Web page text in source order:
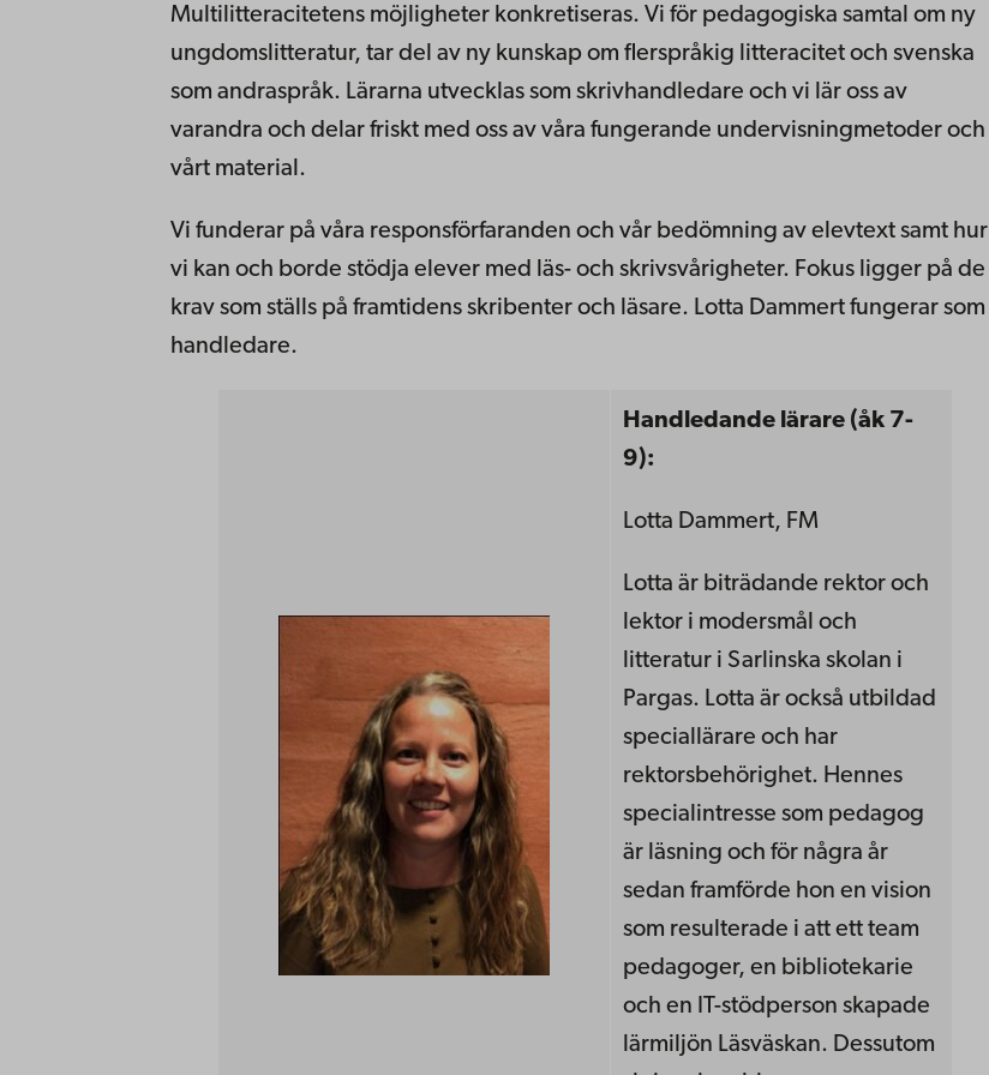
Multilitteracitetens möjligheter konkretiseras. Vi för pedagogiska samtal om ny
ungdomslitteratur, tar del av ny kunskap om flerspråkig litteracitet och svenska
som andraspråk. Lärarna utvecklas som skrivhandledare och vi lär oss av
varandra och delar friskt med oss av våra fungerande undervisningmetoder och
vårt material.
Vi funderar på våra responsförfaranden och vår bedömning av elevtext samt hur
vi kan och borde stödja elever med läs- och skrivsvårigheter. Fokus ligger på de
krav som ställs på framtidens skribenter och läsare. Lotta Dammert fungerar som
handledare.
Handledande lärare (åk 7-
9):
Lotta Dammert, FM
Lotta är biträdande rektor och
lektor i modersmål och
litteratur i Sarlinska skolan i
Pargas. Lotta är också utbildad
speciallärare och har
rektorsbehörighet. Hennes
specialintresse som pedagog
är läsning och för några år
sedan framförde hon en vision
som resulterade i att ett team
pedagoger, en bibliotekarie
och en IT-stödperson skapade
lärmiljön Läsväskan. Dessutom